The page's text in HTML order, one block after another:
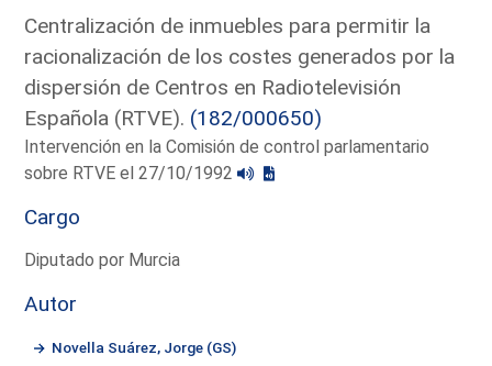
Centralización de inmuebles para permitir la
racionalización de los costes generados por la
dispersión de Centros en Radiotelevisión
Española (RTVE). (182/000650)
Intervención en la Comisión de control parlamentario
sobre RTVE el 27/10/1992
Cargo
Diputado por Murcia
Autor
Novella Suárez, Jorge (GS)